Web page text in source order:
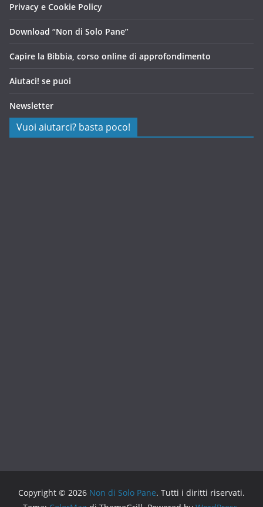
Privacy e Cookie Policy
Download “Non di Solo Pane”
Capire la Bibbia, corso online di approfondimento
Aiutaci! se puoi
Newsletter
Vuoi aiutarci? basta poco!
Copyright © 2026 Non di Solo Pane. Tutti i diritti riservati.